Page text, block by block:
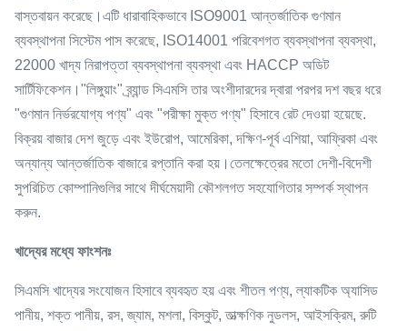
বাস্তবায়ন করেছে।এটি ধারাবাহিকভাবে ISO9001 আন্তর্জাতিক গুণমান
ব্যবস্থাপনা সিস্টেম পাস করেছে, ISO14001 পরিবেশগত ব্যবস্থাপনা ব্যবস্থা,
22000 খাদ্য নিরাপত্তা ব্যবস্থাপনা ব্যবস্থা এবং HACCP অডিট
সার্টিফিকেশন।"লিঙ্গুয়াং" ব্র্যান্ড সিএমসি তার অংশীদারদের দ্বারা পরপর দশ বছর ধরে
"গুণমান নির্ভরযোগ্য পণ্য" এবং "পরীক্ষা মুক্ত পণ্য" হিসাবে রেট দেওয়া হয়েছে.
বিক্রয় বাজার দেশ জুড়ে এবং ইউরোপ, আমেরিকা, দক্ষিণ-পূর্ব এশিয়া, আফ্রিকা এবং
অন্যান্য আন্তর্জাতিক বাজারে রপ্তানি করা হয়।তেলক্ষেত্রের মতো দেশী-বিদেশী
সুপরিচিত কোম্পানিগুলির সাথে দীর্ঘমেয়াদী কৌশলগত সহযোগিতার সম্পর্ক স্থাপন
করুন.
খাদ্যের মধ্যে ফাংশনঃ
সিএমসি খাদ্যের সংযোজন হিসাবে ব্যবহৃত হয় এবং শীতল পণ্য, ল্যাকটিক অ্যাসিড
পানীয়, শক্ত পানীয়, রস, জ্যাম, মশলা, বিস্কুট, তাত্ক্ষণিক নুডলস, আইসক্রিম, রুটি